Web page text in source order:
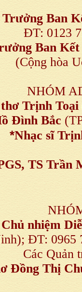
Trưởng Ban
ĐT: 0123
Ban
(Cộng hòa
NHÓM
Trịnh Toại
Đình Bắc
*Nhạc sĩ
TS Trần
Chủ nhiệm
ĐT: 0965
Các Quản
Đồng Thị